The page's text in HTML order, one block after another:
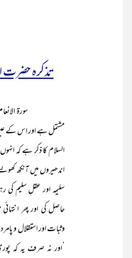
تذکرہ حضرت
مشتمل ہے اور اس کے
السلام کا ذکر ہے کہ
اندھیروں میں آنکھ
سلیمہ اور عقلِ سلیم کی
حاصل کی اور پھر
وثبات اور استقلال و
‘اور نہ صرف یہ کہ